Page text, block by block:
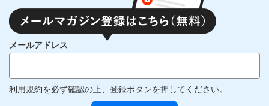
メールアドレス
利用規約を必ず確認の上、登録ボタンを押してください。